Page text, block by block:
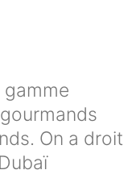
gamme
On a droit